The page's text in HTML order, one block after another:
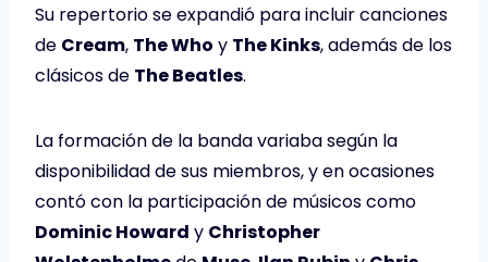
Su repertorio se expandió para incluir canciones
de Cream, The Who y The Kinks, además de los
clásicos de The Beatles.
La formación de la banda variaba según la
disponibilidad de sus miembros, y en ocasiones
contó con la participación de músicos como
Dominic Howard y Christopher